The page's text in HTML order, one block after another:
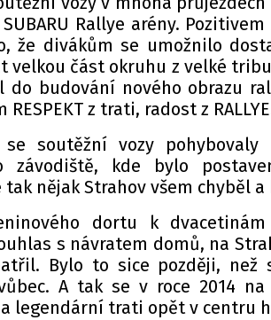
Rallye arény.
že divákům se umožnilo
velkou část okruhu z velké
do budování nového obrazu
z trati, radost z
se soutěžní vozy
závodiště, kde bylo
tak nějak Strahov všem chyběl
dortu k
s návratem domů, na
Bylo to sice později, než
A tak se v roce 2014 na
legendární trati opět v centru